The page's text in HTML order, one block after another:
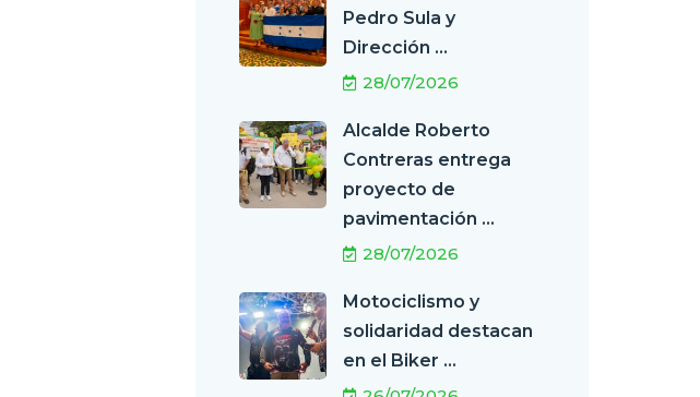
Pedro Sula y
Dirección ...
28/07/2026
Alcalde Roberto
Contreras entrega
proyecto de
pavimentación ...
28/07/2026
Motociclismo y
solidaridad destacan
en el Biker ...